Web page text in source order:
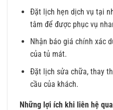
Đặt lịch hẹn dịch vụ tại
tâm để được phục vụ
Nhận báo giá chính xác
của tủ mát.
Đặt lịch sửa chữa, thay
cầu của khách.
Những lợi ích khi liên hệ